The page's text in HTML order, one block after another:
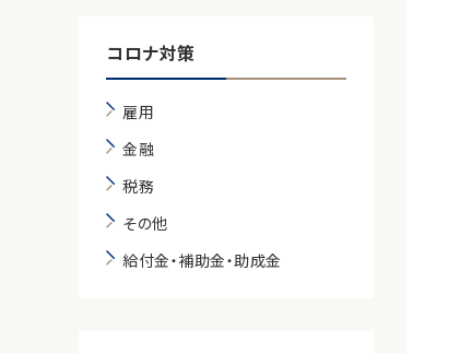
コロナ対策
雇用
金融
税務
その他
給付金・補助金・助成金